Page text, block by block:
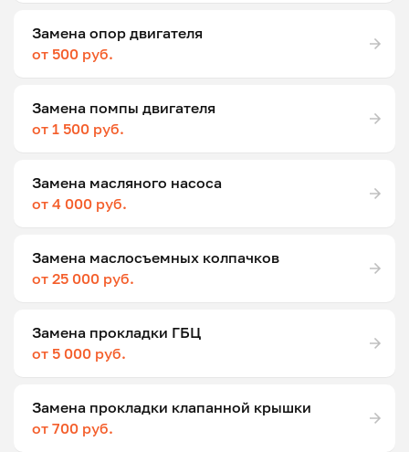
Замена опор двигателя
от 500 руб.
Замена помпы двигателя
от 1 500 руб.
Замена масляного насоса
от 4 000 руб.
Замена маслосъемных колпачков
от 25 000 руб.
Замена прокладки ГБЦ
от 5 000 руб.
Замена прокладки клапанной крышки
от 700 руб.